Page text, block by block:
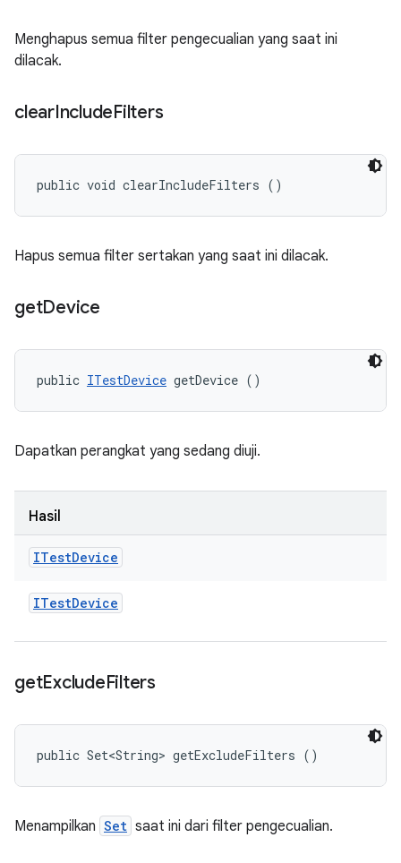
Menghapus semua filter pengecualian yang saat ini
dilacak.
clearIncludeFilters
public void clearIncludeFilters ()
Hapus semua filter sertakan yang saat ini dilacak.
getDevice
public ITestDevice getDevice ()
Dapatkan perangkat yang sedang diuji.
Hasil
ITestDevice
ITestDevice
getExcludeFilters
public Set<String> getExcludeFilters ()
Menampilkan Set saat ini dari filter pengecualian.